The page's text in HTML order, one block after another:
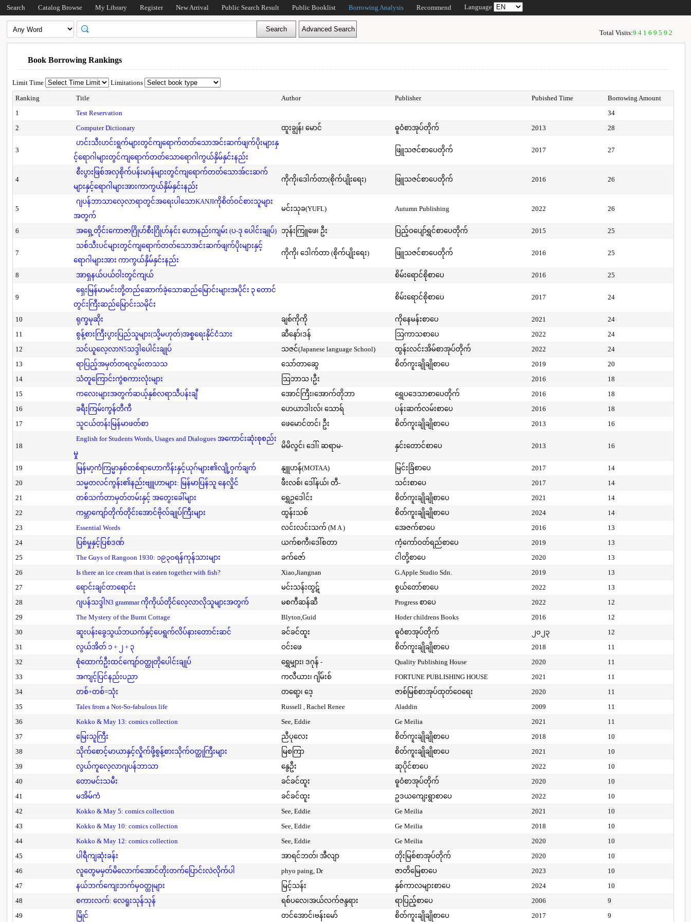
Search Catalog Browse My Library Register New Arrival Public Search Result Public Booklist Borrowing Analysis Recommend Language
Total Visits:94169592
Book Borrowing Rankings
Limit Time
Limitations
Ranking
Title Author Publisher Pubished Time
Borrowing Amount
1
Test Reservation
34
2
Computer Dictionary ထူးချွန်၊ မောင် ဓူဝံစာအုပ်တိုက် 2013 28
3
ဟင်းသီးဟင်းရွက်များတွင်ကျရောက်တတ်သောအင်းဆက်ဖျက်ပိုးများနှ
င့်ရောဂါများတွင်ကျရောက်တတ်သောရောဂါကွယ်နှိမ်နှင်းနည်း
ဖြူသဇင်စာပေတိုက် 2017 27
4
စီးပွားဖြစ်အလှစိုက်ပန်းမာန်များတွင်ကျရောက်တတ်သောအ်ငးဆက်
များနှင့်ရောဂါများအားကာကွယ်နှိမ်နှင်းနည်း
ကိုကို၊ဒေါက်တာ(စိုက်ပျိုးရေး) ဖြူသဇင်စာပေတိုက် 2016 26
5
ဂျပန်ဘာသာလေ့လာရာတွင်အရေးပါသောKANJIကိုစိတ်ဝင်စားသူများ
အတွက်
မင်းသုခ(YUFL) Autumn Publishing 2022 26
6 အရှေ့တိုင်းကောဇာဂြိုဟ်စီးဂြိုဟ်နင်း ဟောနည်းကျမ်း (ပ-ဒု ပေါင်းချုပ်) ဘုန်းကြူဖေ၊ ဦး ပြည့်ဝပျော်ရွှင်စာပေတိုက် 2015 25
7
သစ်သီးပင်များတွင်ကျရောက်တတ်သောအင်းဆက်ဖျက်ပိုးများနှင့်
ရောဂါများအား ကာကွယ်နှိမ်နှင်းနည်း
ကိုကို၊ ဒေါက်တာ (စိုက်ပျိုးရေး) ဖြူသဇင်စာပေတိုက် 2016 25
8 အာရှနယ်ပယ်ဝါးတွင်ကျယ် စိမ်းရောင်စိုစာပေ 2016 25
9
ရှေးမြန်မာမင်းတို့တည်ဆောက်ခဲ့သောဆည်မြောင်းများအပိုင်း ၃ တောင်
တွင်းကြီးဆည်မြောင်းသမိုင်း
စိမ်းရောင်စိုစာပေ 2017 24
10 ရုက္ခမုဆိုး ချစ်ကိုကို ကိုနေမန်းစာပေ 2021
24
11
စွန့်စားကြီးပွားပြည်သူများ(သို့မဟုတ်)အစ္စရေးနိုင်ငံသား ဆီနော်၊ဒန် ဩကာသစာပေ 2022
24
12
သင်ယူလေ့လာN5သဒ္ဒါပေါင်းချုပ် သဇင်(Japanese language School) ထွန်းလင်းအိမ်စာအုပ်တိုက် 2022
24
13
ရာပြည့်အမှတ်တရလွမ်းတသသ သော်တာဆွေ စိတ်ကူးချိုချိုစာပေ 2019
20
14
သံတူကြောင်းကွဲစကားလုံးများ သြဘာသ ၊ဦး 2016
18
15
ကလေးများအတွက်ဆယ့်နှစ်လရာသီပန်းချီ အောင်ကြီး၊အောက်တိုဘာ ရွှေပဒေသာစာပေတိုက် 2016
18
16
ခရီးကြမ်းကွန်တီကီ ဟေယာဒါးလ်၊ သောရ် ပန်းဆက်လမ်းစာပေ 2016
18
17
သူငယ်တန်းမြန်မာဖတ်စာ ဖေမောင်တင်၊ ဦး စိတ်ကူးချိုချိုစာပေ 2013 16
18
English for Students Words, Usages and Dialogues အကောင်းဆုံးစုစည်း
မှု
မိမိလွင်၊ ဒေါ်၊ ဆရာမ- နှင်းတောင်စာပေ 2013 16
19 မြန်မာ့ကံကြမ္မာနှစ်တစ်ရာဟောကိန်းနှင့်ယုဂ်များ၏လျို့ဝှက်ချက် နျူဟန်(MOTAA) မြင်းခြံစာပေ 2017
14
20
သမ္မတလင်ကွန်း၏နည်းဗျူဟာများ: မြန်မာပြန်သူ နေလှိုင် ဖီးလစ်၊ ဒေါ်နယ်၊ တီ- သင်းစာပေ 2017
14
21
တစ်သက်တာမှတ်တမ်းနှင့် အတွေးခေါ်များ ရွှေဥဒေါင်း စိတ်ကူးချိုချိုစာပေ 2021
14
22
ကမ္ဘာကျော်တိုက်တိုင်းအောင်ဗိုလ်ချုပ်ကြီးများ ထွန်းသစ် စိတ်ကူးချိုချိုစာပေ 2024
14
23
Essential Words လင်းလင်းသက် (M A ) အေဇက်စာပေ 2016
13
24
ပြစ်မှုနှင့်ပြစ်ဒဏ် ယက်စကီ၊ဒေါ်စတာ ကံ့ကော်ဝတ်ရည်စာပေ 2019
13
25
The Guys of Rangoon 1930: ၁၉၃၀ရန်ကုန်သားများ ခက်ဇော် ငါတို့စာပေ 2020
13
26
Is there an ice cream that is eaten together with fish? Xiao,Jiangnan G.Apple Studio Sdn. 2019
13
27
ရောင်းချင်တာရောင်း မင်းသန်းထွဋ် စွယ်တော်စာပေ 2022
13
28
ဂျပန်သဒ္ဒါN3 grammar ကိုကိုယ်တိုင်လေ့လာလိုသူများအတွက် မစကီဆန်ဆီ Progress စာပေ 2022
12
29
The Mystery of the Burnt Cottage Blyton,Guid Hoder childrens Books 2016
12
30
ဆူးပန်းခွေသွယ်ဘယက်နှင့်ပေရွက်လိပ်နားတောင်းဆင် ခင်ခင်ထူး ဓူဝံစာအုပ်တိုက် ၂၀၂၃
12
31
လွယ်အိတ် ၁ + ၂ + ၃ ဝင်းဖေ စိတ်ကူးချိုချိုစာပေ 2018
11
32
စုံထောက်ဦးထင်ကျော်ဝတ္ထုတိုပေါင်းချုပ် ရွှေမျှား၊ ဒဂုန် - Quality Publishing House 2020
11
33
အကျင့်ပြင်နည်းပညာ ကလီယား၊ ဂျိမ်းစ် FORTUNE PUBLISHING HOUSE 2021
11
34
တစ်+တစ်=သုံး တရော့၊ ဒေ့ ဇာစ်မြစ်စာအုပ်ထုတ်ဝေရေး 2020
11
35
Tales from a Not-So-fabulous life Russell , Rachel Renee Aladdin 2009
11
36
Kokko & May 13: comics collection See, Eddie Ge Meilia 2021
11
37
မြေးသူကြီး ညီပုလေး စိတ်ကူးချိုချိုစာပေ 2018
10
38
သိုက်စောင့်မာယာနှင့်လှိုက်ဖို့စွန့်စားသိုက်ဝတ္ထုကြီးများ မြစကြာ စိတ်ကူးချိုချိုစာပေ 2021
10
39
လွယ်ကူလေ့လာဂျပန်ဘာသာ နွေဦး ဆုပိုင်စာပေ 2022
10
40
တောမင်းသမီး ခင်ခင်ထူး ဓူဝံစာအုပ်တိုက် 2020
10
41
မအိမ်ကံ ခင်ခင်ထူး ဥဒယကျေးရွာစာပေ 2022
10
42
Kokko & May 5: comics collection See, Eddie Ge Meilia 2021
10
43
Kokko & May 10: comics collection See, Eddie Ge Meilia 2018
10
44
Kokko & May 12: comics collection See, Eddie Ge Meilia 2020
10
45
ပါရီကျဆုံးခန်း အာရင်ဘတ်၊ အီလျာ တိုးမြစ်စာအုပ်တိုက် 2020
10
46
လူတွေမမှတ်မိလောက်အောင်တိုးတက်ပြောင်းလဲလိုက်ပါ phyo paing, Dr ဇာတိမြေစာပေ 2023
10
47
နယ်ဘက်ကျေးဘက်မှဝတ္ထုများ မြင့်သန်း နှစ်ကာလများစာပေ 2024
10
48
စကားလက်: လေရူးသုန်သုန် ရစ်ပလေ၊အယ်လက်ဇန္ဒရား ရာပြည့်စာပေ 2006
9
49
မြိုင် တင်အောင်၊ဗန်းမော် စိတ်ကူးချိုချိုစာပေ 2017 9